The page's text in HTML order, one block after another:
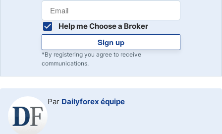
Help me Choose a Broker
Sign up
*By registering you agree to receive
communications.
Par Dailyforex équipe